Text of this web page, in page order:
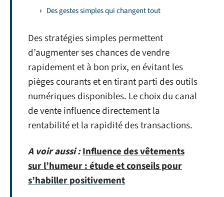
Des gestes simples qui changent tout
Des stratégies simples permettent
d’augmenter ses chances de vendre
rapidement et à bon prix, en évitant les
pièges courants et en tirant parti des outils
numériques disponibles. Le choix du canal
de vente influence directement la
rentabilité et la rapidité des transactions.
A voir aussi :Influence des vêtements
sur l’humeur : étude et conseils pour
s’habiller positivement